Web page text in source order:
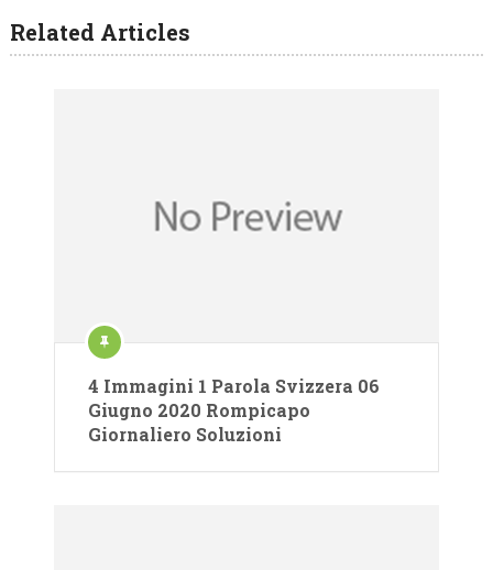
Related Articles
4 Immagini 1 Parola Svizzera 06
Giugno 2020 Rompicapo
Giornaliero Soluzioni